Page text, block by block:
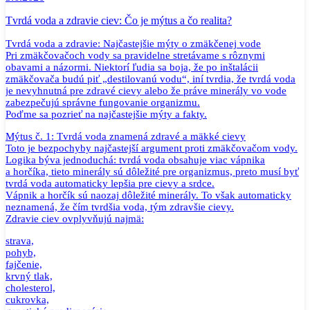
Tvrdá voda a zdravie ciev: Čo je mýtus a čo realita?
Tvrdá voda a zdravie: Najčastejšie mýty o zmäkčenej vode
Pri zmäkčovačoch vody sa pravidelne stretávame s rôznymi
obavami a názormi. Niektorí ľudia sa boja, že po inštalácii
zmäkčovača budú piť „destilovanú vodu“, iní tvrdia, že tvrdá voda
je nevyhnutná pre zdravé cievy alebo že práve minerály vo vode
zabezpečujú správne fungovanie organizmu.
Poďme sa pozrieť na najčastejšie mýty a fakty.
Mýtus č. 1: Tvrdá voda znamená zdravé a mäkké cievy
Toto je bezpochyby najčastejší argument proti zmäkčovačom vody.
Logika býva jednoduchá: tvrdá voda obsahuje viac vápnika
a horčíka, tieto minerály sú dôležité pre organizmus, preto musí byť
tvrdá voda automaticky lepšia pre cievy a srdce.
Vápnik a horčík sú naozaj dôležité minerály. To však automaticky
neznamená, že čím tvrdšia voda, tým zdravšie cievy.
Zdravie ciev ovplyvňujú najmä:
strava,
pohyb,
fajčenie,
krvný tlak,
cholesterol,
cukrovka,